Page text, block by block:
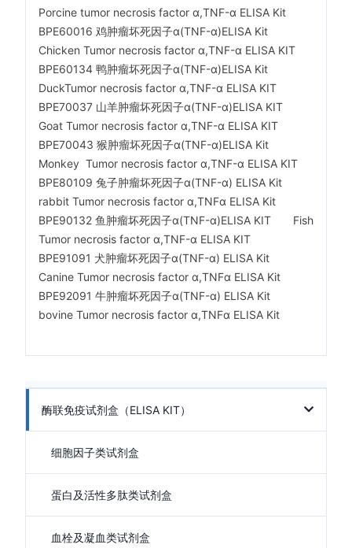
Porcine tumor necrosis factor α,TNF-α ELISA Kit
BPE60016 鸡肿瘤坏死因子α(TNF-α)ELISA Kit
Chicken Tumor necrosis factor α,TNF-α ELISA KIT
BPE60134 鸭肿瘤坏死因子α(TNF-α)ELISA Kit
DuckTumor necrosis factor α,TNF-α ELISA KIT
BPE70037 山羊肿瘤坏死因子α(TNF-α)ELISA KIT
Goat Tumor necrosis factor α,TNF-α ELISA KIT
BPE70043 猴肿瘤坏死因子α(TNF-α)ELISA Kit
Monkey Tumor necrosis factor α,TNF-α ELISA KIT
BPE80109 兔子肿瘤坏死因子α(TNF-α) ELISA Kit
rabbit Tumor necrosis factor α,TNFα ELISA Kit
BPE90132 鱼肿瘤坏死因子α(TNF-α)ELISA KIT Fish
Tumor necrosis factor α,TNF-α ELISA KIT
BPE91091 犬肿瘤坏死因子α(TNF-α) ELISA Kit
Canine Tumor necrosis factor α,TNFα ELISA Kit
BPE92091 牛肿瘤坏死因子α(TNF-α) ELISA Kit
bovine Tumor necrosis factor α,TNFα ELISA Kit
酶联免疫试剂盒（ELISA KIT）
细胞因子类试剂盒
蛋白及活性多肽类试剂盒
血栓及凝血类试剂盒